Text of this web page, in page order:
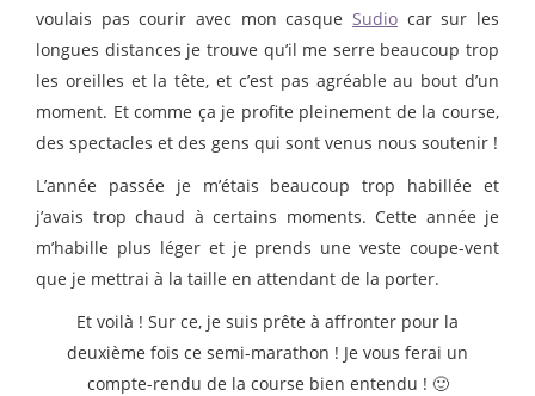
voulais pas courir avec mon casque Sudio car sur les
longues distances je trouve qu’il me serre beaucoup trop
les oreilles et la tête, et c’est pas agréable au bout d’un
moment. Et comme ça je profite pleinement de la course,
des spectacles et des gens qui sont venus nous soutenir !
L’année passée je m’étais beaucoup trop habillée et
j’avais trop chaud à certains moments. Cette année je
m’habille plus léger et je prends une veste coupe-vent
que je mettrai à la taille en attendant de la porter.
Et voilà ! Sur ce, je suis prête à affronter pour la
deuxième fois ce semi-marathon ! Je vous ferai un
compte-rendu de la course bien entendu ! 🙂